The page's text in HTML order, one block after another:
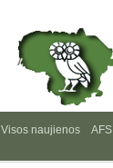
Visos naujienos AFS